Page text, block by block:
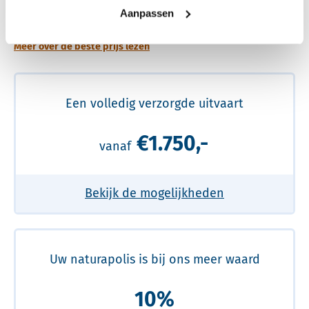
Aanpassen
Meer over de beste prijs lezen
Een volledig verzorgde uitvaart
vanaf €1.750,-
Bekijk de mogelijkheden
Uw naturapolis is bij ons meer waard
10%